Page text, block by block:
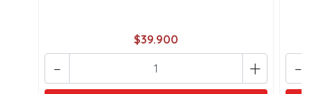
$39.900
+
- -